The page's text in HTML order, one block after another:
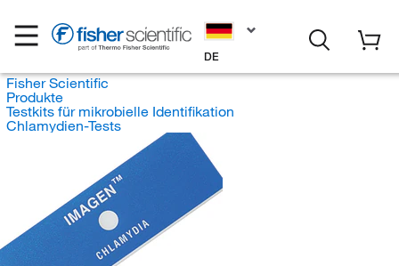
DE
Fisher Scientific
Produkte
Testkits für mikrobielle Identifikation
Chlamydien-Tests